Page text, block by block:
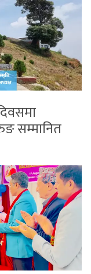
सम्मानित